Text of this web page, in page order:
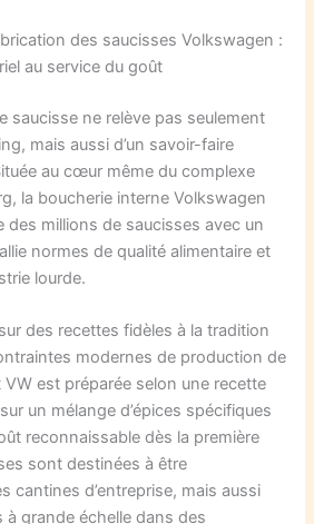
des saucisses Volkswagen :
au service du goût
saucisse ne relève pas seulement
mais aussi d’un savoir-faire
au cœur même du complexe
la boucherie interne Volkswagen
des millions de saucisses avec un
normes de qualité alimentaire et
lourde.
des recettes fidèles à la tradition
modernes de production de
est préparée selon une recette
un mélange d’épices spécifiques
reconnaissable dès la première
sont destinées à être
cantines d’entreprise, mais aussi
à grande échelle dans des